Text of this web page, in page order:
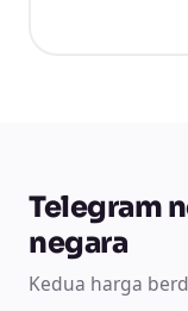
Telegram
negara
Kedua harga